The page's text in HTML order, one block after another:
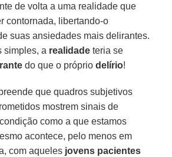
de volta a uma realidade que
contornada, libertando-o
suas ansiedades mais delirantes.
simples, a realidade teria se
do que o própriodelírio!
que quadros subjetivos
mostrem sinais de
como a que estamos
acontece, pelo menos em
com aqueles jovens pacientes